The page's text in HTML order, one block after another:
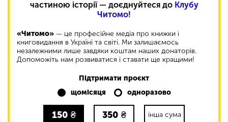
частиною історії — доєднуйтеся до Клубу
Читомо!
«Читомо» — це професійне медіа про книжки і
книговидання в Україні та світі. Ми залишаємось
незалежними лише завдяки коштам наших донаторів.
Допоможіть нам розвиватися і ставати ще кращими!
Підтримати проєкт
щомісяця
одноразово
150 ₴ 350 ₴ інша сума